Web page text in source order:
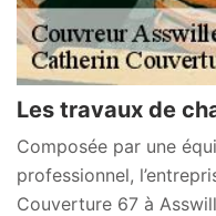
Les travaux de
Composée par une
professionnel,
Couverture 67 à